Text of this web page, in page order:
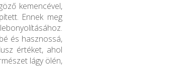
kemencével,
Ennek meg
és hasznossá,
értéket, ahol
lágy ölén,